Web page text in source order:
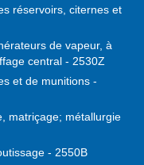
réservoirs, citernes et
de vapeur, à
central - 2530Z
et de munitions -
matriçage; métallurgie
- 2550B